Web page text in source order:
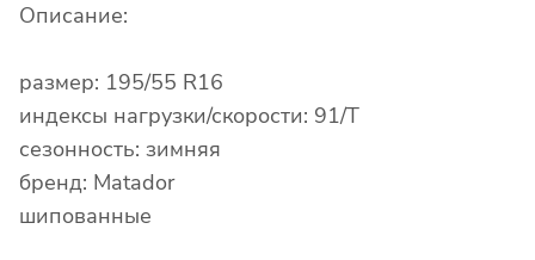
Описание:
размер: 195/55 R16
индексы нагрузки/скорости: 91/T
сезонность: зимняя
бренд: Matador
шипованные